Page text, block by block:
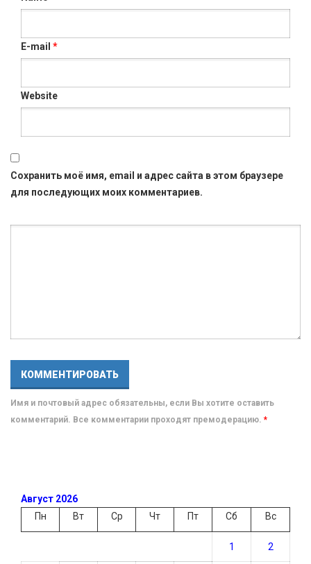
E-mail *
Website
Сохранить моё имя, email и адрес сайта в этом браузере
для последующих моих комментариев.
Имя и почтовый адрес обязательны, если Вы хотите оставить
комментарий. Все комментарии проходят премодерацию. *
Август 2026
Пн
Вт Ср Чт Пт Сб Вс
1 2